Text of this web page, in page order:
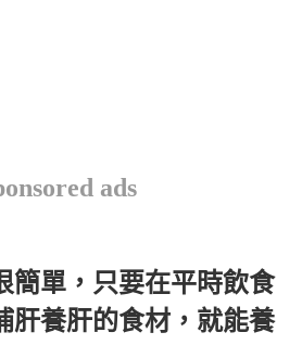
ads
簡單，只要在平時飲食
肝養肝的食材，就能養